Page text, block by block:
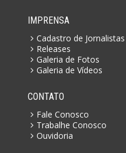
IMPRENSA
Cadastro de Jornalistas
Releases
Galeria de Fotos
Galeria de Vídeos
CONTATO
Fale Conosco
Trabalhe Conosco
Ouvidoria